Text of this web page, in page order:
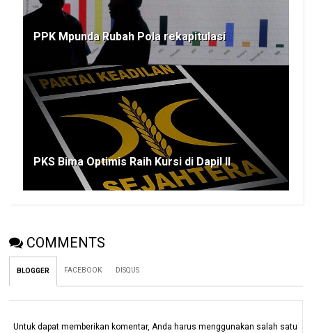
PPK Mpunda Rubah Pola rekapitulasi
PKS Bima Optimis Raih Kursi di Dapil II
COMMENTS
BLOGGER FACEBOOK DISQUS
Untuk dapat memberikan komentar, Anda harus menggunakan salah satu